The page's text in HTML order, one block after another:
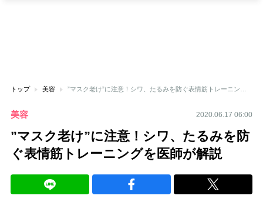
トップ 美容
美容 2020.06.17 06:00
”マスク老け”に注意！シワ、たるみを防
ぐ表情筋トレーニングを医師が解説